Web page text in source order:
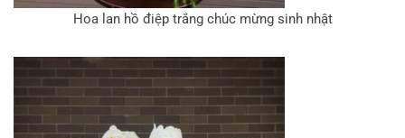
Hoa lan hồ điệp trắng chúc mừng sinh nhật